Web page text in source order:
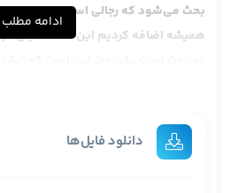
بحث می‌شود که رجالی است لکن ما
همیشه اضافه کردیم این نسخه خیلی
کردیم آیا این ، چون واضح است که کتاب
نسخه‌ی ابن ابی عمر در قم چون احمد
ادامه مطلب
دانلود فایل‌ها